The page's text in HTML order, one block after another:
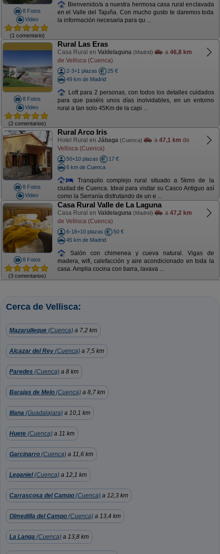
8 Fotos
Video
(1 comentario)
Bienvenido/a a nuestra hermosa casa rural enclavada
en el Valle del Tajuña. Con mucho gusto te daremos toda
la información necesaria para qu ...
8 Fotos
Video
(2 comentarios)
Rural Las Eras
Casa Rural en Valdelaguna (Madrid) a 46,8 km
de Vellisca (Cuenca)
2-3+1 plazas
25 €
49 km de Madrid
Loft para 2 personas, con todos los detalles cuidados
para que paséis unos días inolvidables, en un entorno
rural a tan solo 45Km de la capi ...
8 Fotos
Video
Rural Arco Iris
Hotel Rural en Jábaga (Cuenca) a 47,1 km de
Vellisca (Cuenca)
50+10 plazas
17 €
6 km de Cuenca
Tranquilo complejo rural situado a 5kms de la
ciudad de Cuenca. Ideal para visitar su Casco Antiguo así
como la Serranía disfrutando de un e ...
8 Fotos
(3 comentarios)
Casa Rural Valle de La Laguna
Casa Rural en Valdelaguna (Madrid) a 47,2 km
de Vellisca (Cuenca)
6-18+10 plazas
50 €
45 km de Madrid
Salón con chimenea y cueva natural. Vigas de
madera, wifi, calefacción y aire acondicionado en toda la
casa. Amplia cocina con barra, lavava ...
Cerca de Vellisca:
Mazarulleque (Cuenca) a 7,2 km
Alcazar del Rey (Cuenca) a 7,5 km
Paredes (Cuenca) a 8 km
Barajas de Melo (Cuenca) a 8,7 km
Illana (Guadalajara) a 10,1 km
Huete (Cuenca) a 11 km
Garcinarro (Cuenca) a 11,6 km
Leganiel(Cuenca) a 12,1 km
Carrascosa del Campo (Cuenca) a 12,3 km
Olmedilla del Campo (Cuenca) a 13,4 km
La Langa (Cuenca) a 13,8 km